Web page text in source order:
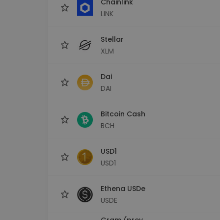
LINK
Stellar
XLM
Dai
DAI
Bitcoin Cash
BCH
USD1
USD1
Ethena USDe
USDE